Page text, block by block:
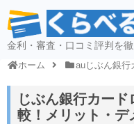
金利・審査・口コミ評判を徹
ホーム auじぶん銀行
じぶん銀行カー
較！メリット・デ